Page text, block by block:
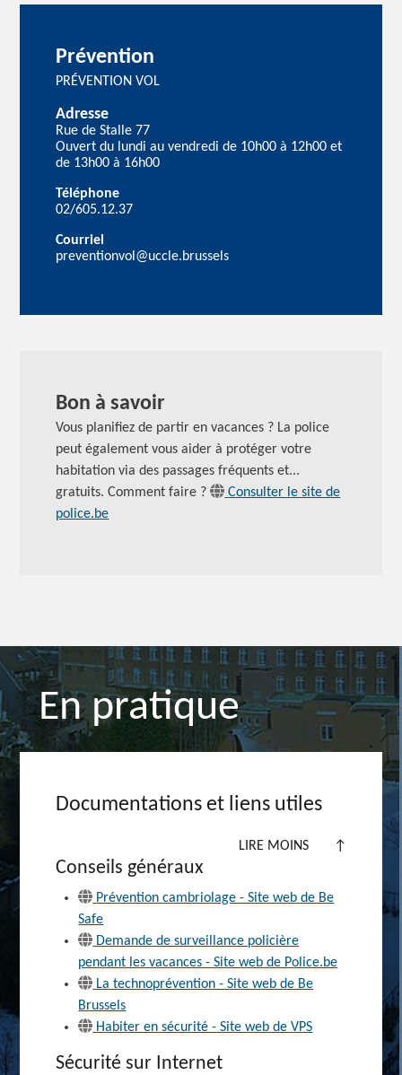
Prévention
PRÉVENTION VOL
Adresse
Rue de Stalle 77
Ouvert du lundi au vendredi de 10h00 à 12h00 et
de 13h00 à 16h00
Téléphone
02/605.12.37
Courriel
preventionvol@uccle.brussels
Bon à savoir
Vous planifiez de partir envacances ? La police
peut également vous aider à protéger votre
habitation via des passages fréquents et...
gratuits. Commentfaire ?
Consulter le site de
police.be
En pratique
Documentations et liens utiles
LIRE MOINS ↑
Conseils généraux
Prévention cambriolage - Site web de Be
Safe
Demande de surveillance policière
pendant les vacances - Site web de Police.be
La technoprévention - Site web de Be
Brussels
Habiter en sécurité - Site web de VPS
Sécurité sur Internet